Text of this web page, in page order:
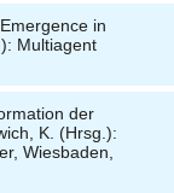
in
Multiagent
der
K. (Hrsg.):
Wiesbaden,